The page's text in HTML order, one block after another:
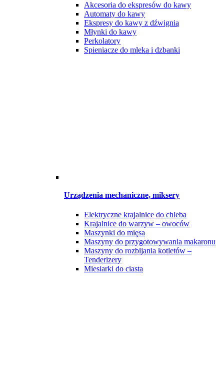
Akcesoria do ekspresów do kawy
Automaty do kawy
Ekspresy do kawy z dźwignią
Młynki do kawy
Perkolatory
Spieniacze do mleka i dzbanki
Urządzenia mechaniczne, miksery
Elektryczne krajalnice do chleba
Krajalnice do warzyw – owoców
Maszynki do mięsa
Maszyny do przygotowywania makaronu
Maszyny do rozbijania kotletów –
Tenderizery
Miesiarki do ciasta